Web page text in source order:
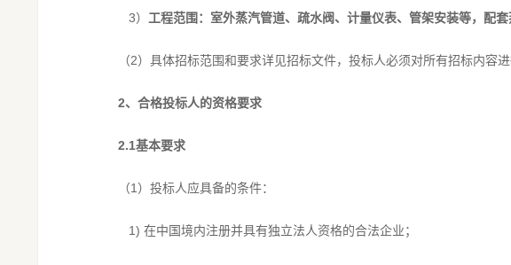
3） 工程范围： 室外蒸汽管道、疏水阀、计量仪表、管架安装等，配
（2）具体招标范围和要求详见招标文件，投标人必须对所有招标内容
2、 合格投标人的资格要求
2.1基本要求
（1）投标人应具备的条件：
1) 在中国境内注册并具有独立法人资格的合法企业；